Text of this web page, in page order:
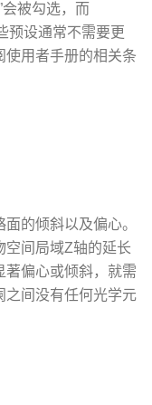
被勾选，而
预设通常不需要更
使用者手册的相关条
的倾斜以及偏心。
空间局域Z轴的延长
著偏心或倾斜，就需
之间没有任何光学元